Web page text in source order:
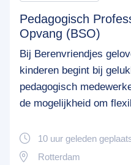
Pedagogisch
Opvang (BSO)
Bij Berenvriendjes
kinderen begint bij
pedagogisch
de mogelijkheid om
10 uur geleden
Rotterdam